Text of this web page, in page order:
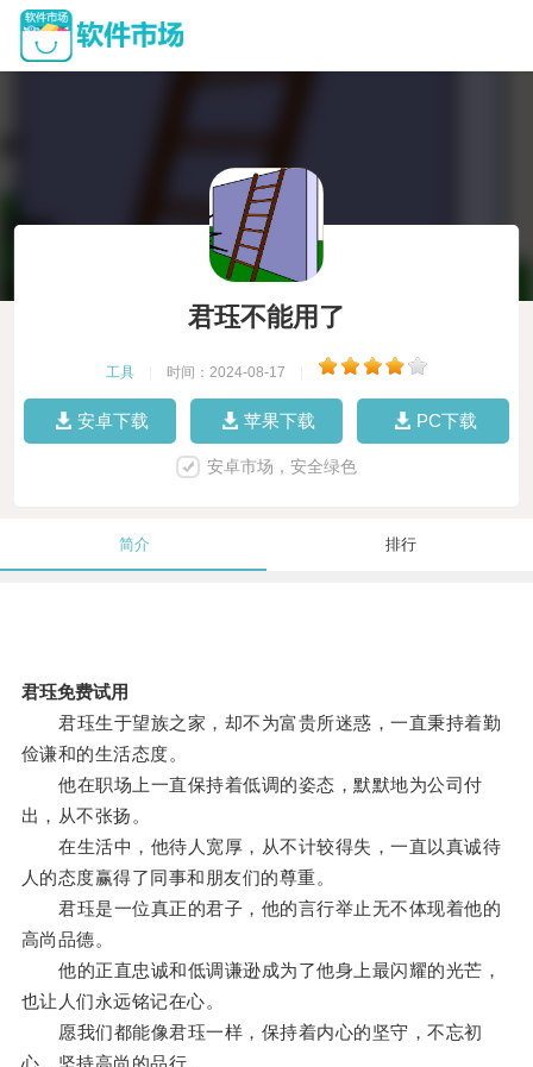
君珏不能用了
工具 时间：2024-08-17
安卓下载 苹果下载 PC下载
安卓市场，安全绿色
简介 排行
君珏免费试用
君珏生于望族之家，却不为富贵所迷惑，一直秉持着勤
俭谦和的生活态度。
他在职场上一直保持着低调的姿态，默默地为公司付
出，从不张扬。
在生活中，他待人宽厚，从不计较得失，一直以真诚待
人的态度赢得了同事和朋友们的尊重。
君珏是一位真正的君子，他的言行举止无不体现着他的
高尚品德。
他的正直忠诚和低调谦逊成为了他身上最闪耀的光芒，
也让人们永远铭记在心。
愿我们都能像君珏一样，保持着内心的坚守，不忘初